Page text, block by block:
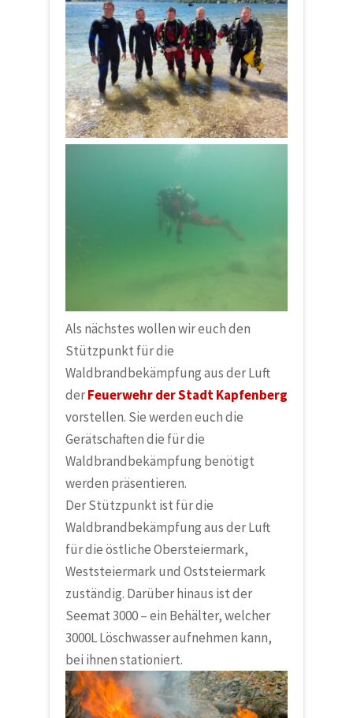
Als nächstes wollen wir euch den
Stützpunkt für die
Waldbrandbekämpfung aus der Luft
derFeuerwehr der Stadt Kapfenberg
vorstellen. Sie werden euch die
Gerätschaften die für die
Waldbrandbekämpfung benötigt
werden präsentieren.
Der Stützpunkt ist für die
Waldbrandbekämpfung aus der Luft
für die östliche Obersteiermark,
Weststeiermark und Oststeiermark
zuständig. Darüber hinaus ist der
Seemat 3000 – ein Behälter, welcher
3000L Löschwasser aufnehmen kann,
bei ihnen stationiert.